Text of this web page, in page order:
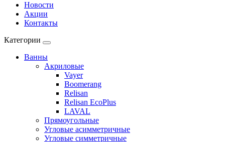
Новости
Акции
Контакты
Категории
Ванны
Акриловые
Vayer
Boomerang
Relisan
Relisan EcoPlus
LAVAL
Прямоугольные
Угловые асимметричные
Угловые симметричные